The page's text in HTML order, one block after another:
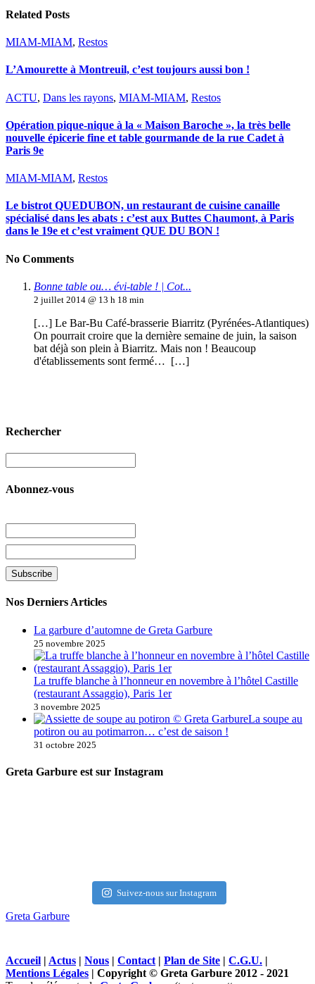
Related Posts
MIAM-MIAM, Restos
L’Amourette à Montreuil, c’est toujours aussi bon !
ACTU, Dans les rayons, MIAM-MIAM, Restos
Opération pique-nique à la « Maison Baroche », la très belle
nouvelle épicerie fine et table gourmande de la rue Cadet à
Paris 9e
MIAM-MIAM, Restos
Le bistrot QUEDUBON, un restaurant de cuisine canaille
spécialisé dans les abats : c’est aux Buttes Chaumont, à Paris
dans le 19e et c’est vraiment QUE DU BON !
No Comments
Bonne table ou… évi-table ! | Cot...
2 juillet 2014 @ 13 h 18 min
[…] Le Bar-Bu Café-brasserie Biarritz (Pyrénées-Atlantiques)
On pourrait croire que la dernière semaine de juin, la saison
bat déjà son plein à Biarritz. Mais non ! Beaucoup
d'établissements sont fermé… […]
Rechercher
Abonnez-vous
Nos Derniers Articles
La garbure d’automne de Greta Garbure
25 novembre 2025
La truffe blanche à l’honneur en novembre à l’hôtel Castille
(restaurant Assaggio), Paris 1er
3 novembre 2025
La soupe au
potiron ou au potimarron… c’est de saison !
31 octobre 2025
Greta Garbure est sur Instagram
Suivez-nous sur Instagram
Greta Garbure
Accueil | Actus | Nous | Contact | Plan de Site | C.G.U. |
Mentions Légales | Copyright © Greta Garbure 2012 - 2021